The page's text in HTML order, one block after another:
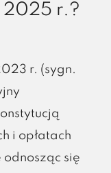
2025 r.?
r. (sygn.
i opłatach
odnosząc się